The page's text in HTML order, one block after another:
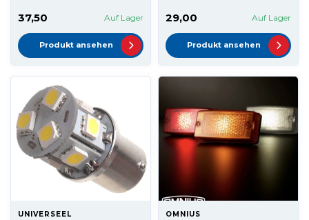
37,50 Auf Lager
Produkt ansehen
29,00 Auf Lager
Produkt ansehen
UNIVERSEEL OMNIUS